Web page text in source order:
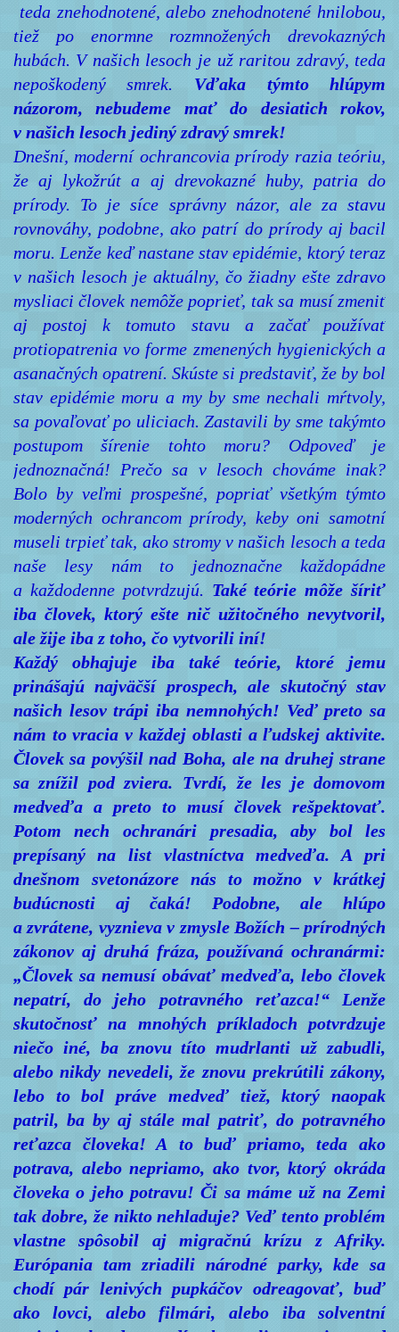
teda znehodnotené, alebo znehodnotené hnilobou,
tiež po enormne rozmnožených drevokazných
hubách. V našich lesoch je už raritou zdravý, teda
nepoškodený smrek.
Vďaka týmto hlúpym
názorom, nebudeme mať do desiatich rokov,
v našich lesoch jediný zdravý smrek!
Dnešní, moderní ochrancovia prírody razia teóriu,
že aj lykožrút a aj drevokazné huby, patria do
prírody. To je síce správny názor, ale za stavu
rovnováhy, podobne, ako patrí do prírody aj bacil
moru. Lenže keď nastane stav epidémie, ktorý teraz
v našich lesoch je aktuálny, čo žiadny ešte zdravo
mysliaci človek nemôže poprieť, tak sa musí zmeniť
aj postoj k tomuto stavu a začať používať
protiopatrenia vo forme zmenených hygienických a
asanačných opatrení. Skúste si predstaviť, že by bol
stav epidémie moru a my by sme nechali mŕtvoly,
sa povaľovať po uliciach. Zastavili by sme takýmto
postupom šírenie tohto moru? Odpoveď je
jednoznačná! Prečo sa v lesoch chováme inak?
Bolo by veľmi prospešné, popriať všetkým týmto
moderných ochrancom prírody, keby oni samotní
museli trpieť tak, ako stromy v našich lesoch a teda
naše lesy nám to jednoznačne každopádne
a každodenne potvrdzujú. Také teórie môže šíriť
iba človek, ktorý ešte nič užitočného nevytvoril,
ale žije iba z toho, čo vytvorili iní!
Každý obhajuje iba také teórie, ktoré jemu
prinášajú najväčší prospech, ale skutočný stav
našich lesov trápi iba nemnohých! Veď preto sa
nám to vracia v každej oblasti a ľudskej aktivite.
Človek sa povýšil nad Boha, ale na druhej strane
sa znížil pod zviera. Tvrdí, že les je domovom
medveďa a preto to musí človek rešpektovať.
Potom nech ochranári presadia, aby bol les
prepísaný na list vlastníctva medveďa. A pri
dnešnom svetonázore nás to možno v krátkej
budúcnosti aj čaká! Podobne, ale hlúpo
a zvrátene, vyznieva v zmysle Božích – prírodných
zákonov aj druhá fráza, používaná ochranármi:
„Človek sa nemusí obávať medveďa, lebo človek
nepatrí, do jeho potravného reťazca!“ Lenže
skutočnosť na mnohých príkladoch potvrdzuje
niečo iné, ba znovu títo mudrlanti už zabudli,
alebo nikdy nevedeli, že znovu prekrútili zákony,
lebo to bol práve medveď tiež, ktorý naopak
patril, ba by aj stále mal patriť, do potravného
reťazca človeka! A to buď priamo, teda ako
potrava, alebo nepriamo, ako tvor, ktorý okráda
človeka o jeho potravu! Či sa máme už na Zemi
tak dobre, že nikto nehladuje? Veď tento problém
vlastne spôsobil aj migračnú krízu z Afriky.
Európania tam zriadili národné parky, kde sa
chodí pár lenivých pupkáčov odreagovať, buď
ako lovci, alebo filmári, alebo iba solventní